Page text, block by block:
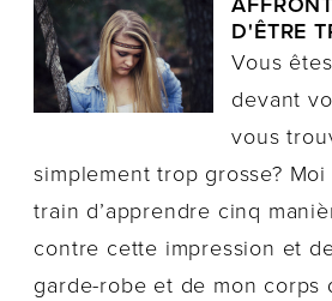
D'ÊTRE
Vous
devant
vous
simplement trop grosse?
train d’apprendre cinq
contre cette impression et
garde-robe et de mon corps